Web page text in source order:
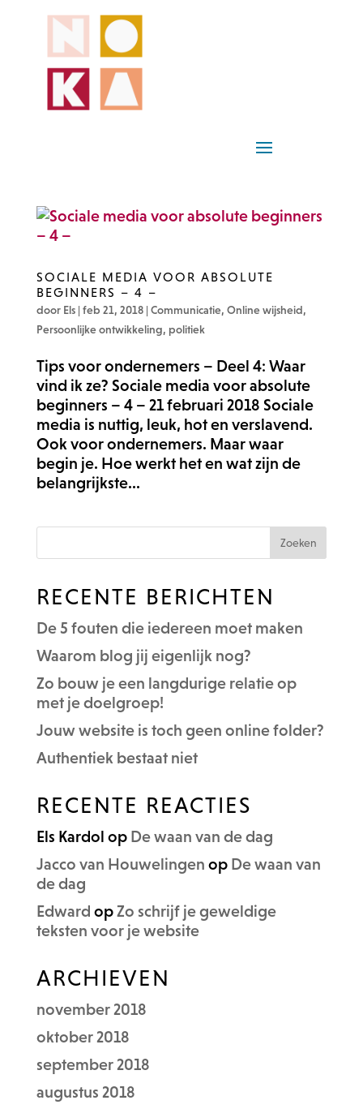
SOCIALE MEDIA VOOR ABSOLUTE
BEGINNERS – 4 –
door Els| feb 21, 2018| Communicatie, Online wijsheid,
Persoonlijke ontwikkeling, politiek
Tips voor ondernemers – Deel 4: Waar
vind ik ze? Sociale media voor absolute
beginners – 4 – 21 februari 2018 Sociale
media is nuttig, leuk, hot en verslavend.
Ook voor ondernemers. Maar waar
begin je. Hoe werkt het en wat zijn de
belangrijkste...
RECENTE BERICHTEN
De 5 fouten die iedereen moet maken
Waarom blog jij eigenlijk nog?
Zo bouw je een langdurige relatie op
met je doelgroep!
Jouw website is toch geen online folder?
Authentiek bestaat niet
RECENTE REACTIES
Els Kardol op De waan van de dag
Jacco van Houwelingen op De waan van
de dag
Edward opZo schrijf je geweldige
teksten voor je website
ARCHIEVEN
november 2018
oktober 2018
september 2018
augustus 2018